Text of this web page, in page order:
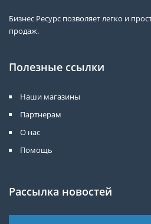
Бизнес Ресурс позволяет легко и
продаж.
Полезные ссылки
Наши магазины
Партнерам
О нас
Помощь
Рассылка новостей